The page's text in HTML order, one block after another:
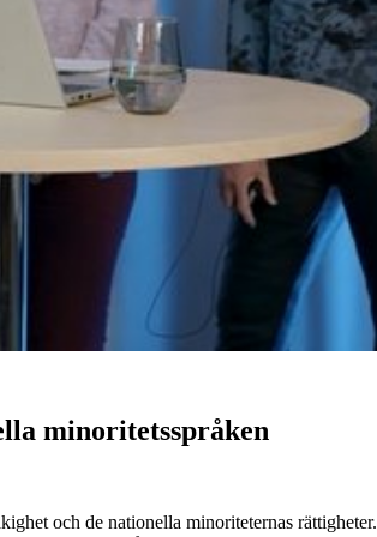
minoritetsspråken
och de nationella minoriteternas rättigheter.